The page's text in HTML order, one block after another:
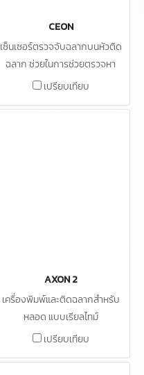
CEON
เซ็นเซอร์ตรวจจับฉลากบนหัวติด
ฉลาก ช่วยในการช่วยตรวจหา
ฉลากที่บางหรือโปร่งใสโดยเฉพาะ
เปรียบเทียบ
AXON 2
เครื่องพิมพ์และติดฉลากสำหรับ
หลอด แบบเรียลไทม์
เปรียบเทียบ